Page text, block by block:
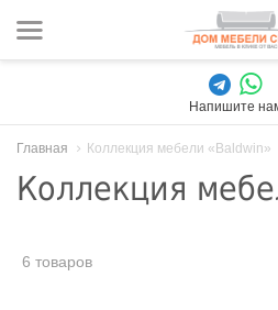
Напишите
Главная Коллекция мебели «Baldwin»
Коллекция
6 товаров